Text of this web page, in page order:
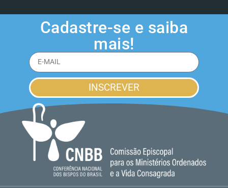
Cadastre-se e saiba
mais!
INSCREVER